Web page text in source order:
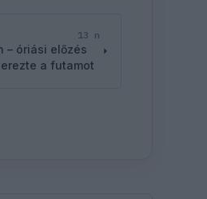
13 n
– óriási előzés
a futamot